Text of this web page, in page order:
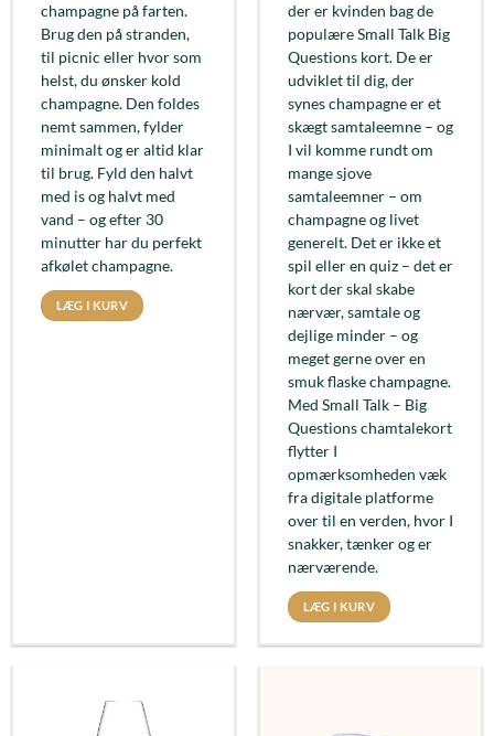
champagne på farten.
Brug den på stranden,
til picnic eller hvor som
helst, du ønsker kold
champagne. Den foldes
nemt sammen, fylder
minimalt og er altid klar
til brug. Fyld den halvt
med is og halvt med
vand – og efter 30
minutter har du perfekt
afkølet champagne.
LÆG I KURV
der er kvinden bag de
populære Small Talk Big
Questions kort. De er
udviklet til dig, der
synes champagne er et
skægt samtaleemne – og
I vil komme rundt om
mange sjove
samtaleemner – om
champagne og livet
generelt. Det er ikke et
spil eller en quiz – det er
kort der skal skabe
nærvær, samtale og
dejlige minder – og
meget gerne over en
smuk flaske champagne.
Med Small Talk – Big
Questions chamtalekort
flytter I
opmærksomheden væk
fra digitale platforme
over til en verden, hvor I
snakker, tænker og er
nærværende.
LÆG I KURV